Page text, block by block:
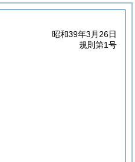
昭和39年3月26日
規則第1号